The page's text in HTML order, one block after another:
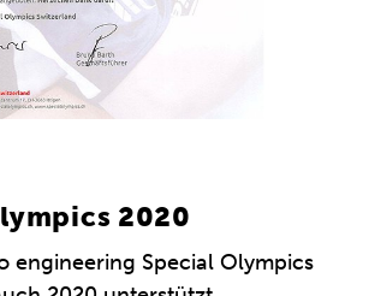
2020
engineering Special Olympics